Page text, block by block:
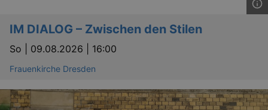
IM DIALOG – Zwischen den Stilen
So | 09.08.2026 | 16:00
Frauenkirche Dresden